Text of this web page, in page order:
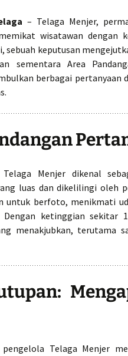
– Telaga Menjer,
wisatawan dengan
sebuah keputusan
sementara Area
berbagai pertanyaan
Telaga Menjer dikenal
luas dan dikelilingi oleh
untuk berfoto, menikmati
Dengan ketinggian sekitar
menakjubkan, terutama
Telaga Menjer